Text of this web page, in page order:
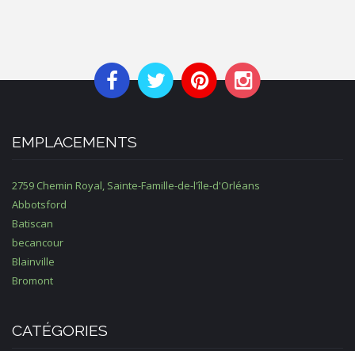
EMPLACEMENTS
2759 Chemin Royal, Sainte-Famille-de-l'île-d'Orléans
Abbotsford
Batiscan
becancour
Blainville
Bromont
CATÉGORIES